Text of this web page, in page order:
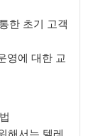
한 초기 고객
영에 대한 교